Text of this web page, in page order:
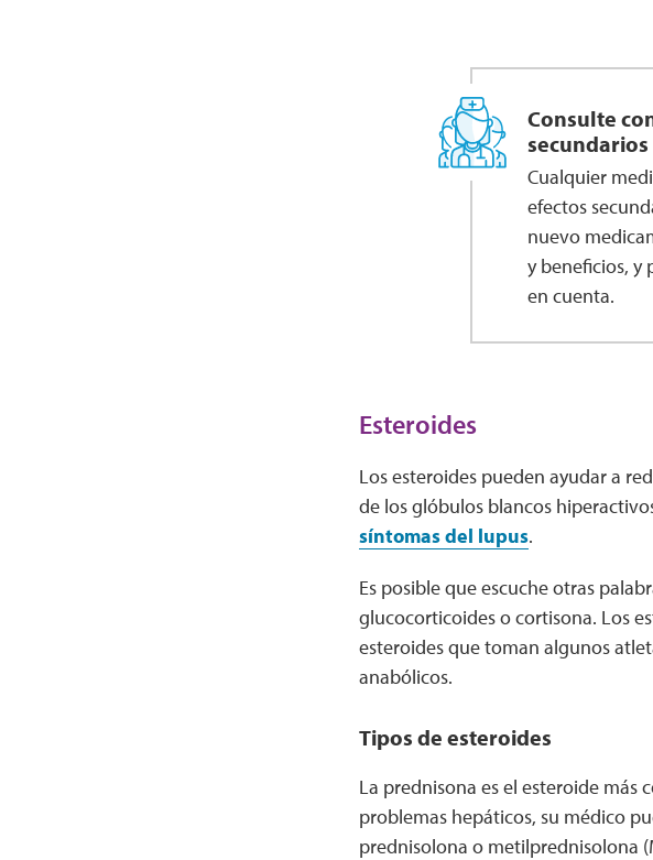
Consulte
secundarios
Cualquier
efectos
nuevo
y beneficios, y
en cuenta.
Esteroides
Los esteroides pueden ayudar a
de los glóbulos blancos
síntomas del lupus.
Es posible que escuche otras
glucocorticoides o cortisona. Los
esteroides que toman algunos
anabólicos.
Tipos de esteroides
La prednisona es el esteroide más
problemas hepáticos, su médico
prednisolona o metilprednisolona